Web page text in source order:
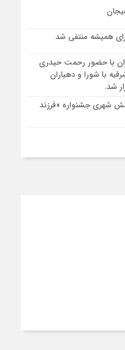
آقای شهید ایران – مشهد
ایران – مشهد
ثورهالعشرین نجف
همیشه منتفی شد
با حضور رحمت حیدری
با شورا و دهیاران
شد.
شهری جشنواره «فرزند